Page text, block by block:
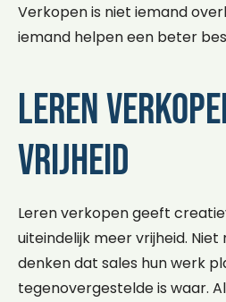
Verkopen is niet iemand
iemand helpen een beter
Leren
vrijheid
Leren verkopen geeft
uiteindelijk meer vrijheid.
denken dat sales hun werk
tegenovergestelde is waar.